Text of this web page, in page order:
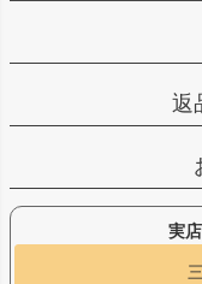
返
実